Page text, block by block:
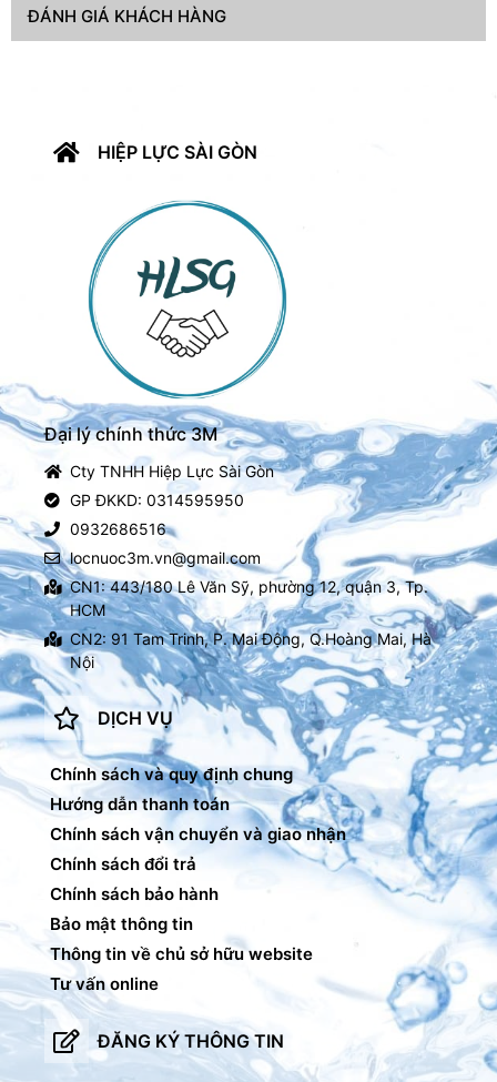
ĐÁNH GIÁ KHÁCH HÀNG
HIỆP LỰC SÀI GÒN
Đại lý chính thức 3M
Cty TNHH Hiệp Lực Sài Gòn
GP ĐKKD: 0314595950
0932686516
locnuoc3m.vn@gmail.com
CN1: 443/180 Lê Văn Sỹ, phường 12, quận 3, Tp.
HCM
CN2: 91 Tam Trinh, P. Mai Động, Q.Hoàng Mai, Hà
Nội
DỊCH VỤ
Chính sách và quy định chung
Hướng dẫn thanh toán
Chính sách vận chuyển và giao nhận
Chính sách đổi trả
Chính sách bảo hành
Bảo mật thông tin
Thông tin về chủ sở hữu website
Tư vấn online
ĐĂNG KÝ THÔNG TIN